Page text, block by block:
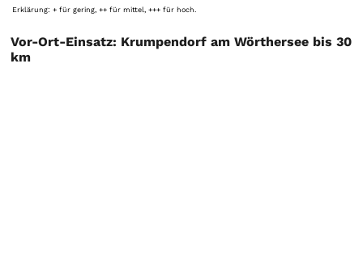
Erklärung: + für gering, ++ für mittel, +++ für hoch.
Vor-Ort-Einsatz: Krumpendorf am Wörthersee bis 30
km